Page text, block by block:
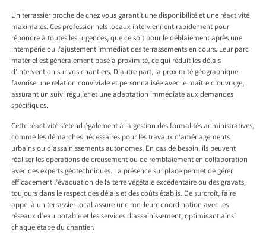
Un terrassier proche de chez vous garantit une disponibilité et une réactivité
maximales. Ces professionnels locaux interviennent rapidement pour
répondre à toutes les urgences, que ce soit pour le déblaiement après une
intempérie ou l’ajustement immédiat des terrassements en cours. Leur parc
matériel est généralement basé à proximité, ce qui réduit les délais
d’intervention sur vos chantiers. D’autre part, la proximité géographique
favorise une relation conviviale et personnalisée avec le maître d’ouvrage,
assurant un suivi régulier et une adaptation immédiate aux demandes
spécifiques.
Cette réactivité s’étend également à la gestion des formalités administratives,
comme les démarches nécessaires pour les travaux d’aménagements
urbains ou d’assainissements autonomes. En cas de besoin, ils peuvent
réaliser les opérations de creusement ou de remblaiement en collaboration
avec des experts géotechniques. La présence sur place permet de gérer
efficacement l’évacuation de la terre végétale excédentaire ou des gravats,
toujours dans le respect des délais et des coûts établis. De surcroît, faire
appel à un terrassier local assure une meilleure coordination avec les
réseaux d’eau potable et les services d’assainissement, optimisant ainsi
chaque étape du chantier.